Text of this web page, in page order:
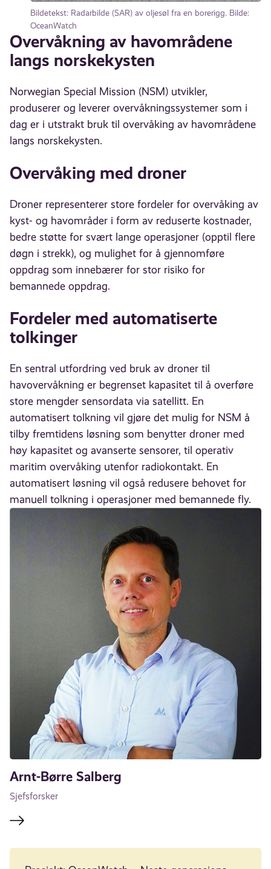
Bildetekst: Radarbilde (SAR) av oljesøl fra en borerigg. Bilde:
OceanWatch
Overvåkning av havområdene
langs norskekysten
Norwegian Special Mission (NSM) utvikler,
produserer og leverer overvåkningssystemer som i
dag er i utstrakt bruk til overvåking av havområdene
langs norskekysten.
Overvåking med droner
Droner representerer store fordeler for overvåking av
kyst- og havområder i form av reduserte kostnader,
bedre støtte for svært lange operasjoner (opptil flere
døgn i strekk), og mulighet for å gjennomføre
oppdrag som innebærer for stor risiko for
bemannede oppdrag.
Fordeler med automatiserte
tolkinger
En sentral utfordring ved bruk av droner til
havovervåkning er begrenset kapasitet til å overføre
store mengder sensordata via satellitt. En
automatisert tolkning vil gjøre det mulig for NSM å
tilby fremtidens løsning som benytter droner med
høy kapasitet og avanserte sensorer, til operativ
maritim overvåking utenfor radiokontakt. En
automatisert løsning vil også redusere behovet for
manuell tolkning i operasjoner med bemannede fly.
Arnt-Børre Salberg
Sjefsforsker